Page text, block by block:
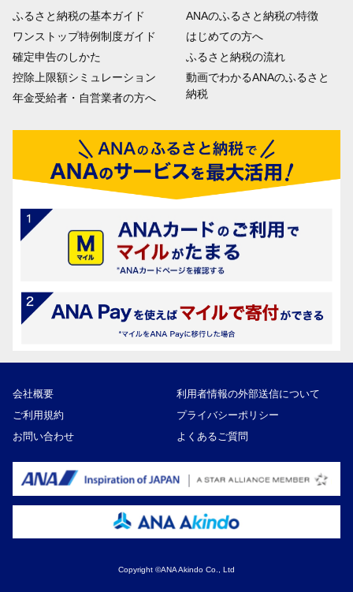
ふるさと納税の基本ガイド
ワンストップ特例制度ガイド
確定申告のしかた
控除上限額シミュレーション
年金受給者・自営業者の方へ
ANAのふるさと納税の特徴
はじめての方へ
ふるさと納税の流れ
動画でわかるANAのふるさと
納税
会社概要
利用者情報の外部送信について
ご利用規約
プライバシーポリシー
お問い合わせ
よくあるご質問
Copyright ©ANA Akindo Co., Ltd